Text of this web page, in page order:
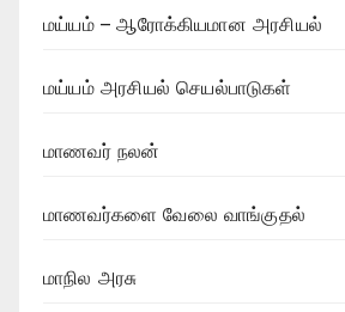
மய்யம் – ஆரோக்கியமான அரசியல்
மய்யம் அரசியல் செயல்பாடுகள்
மாணவர் நலன்
மாணவர்களை வேலை வாங்குதல்
மாநில அரசு